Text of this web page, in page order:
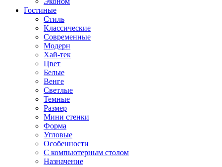
Гостиные
Стиль
Классические
Современные
Модерн
Хай-тек
Цвет
Белые
Венге
Светлые
Темные
Размер
Мини стенки
Форма
Угловые
Особенности
С компьютерным столом
Назначение